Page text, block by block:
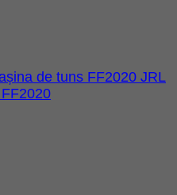
de tuns FF2020 JRL